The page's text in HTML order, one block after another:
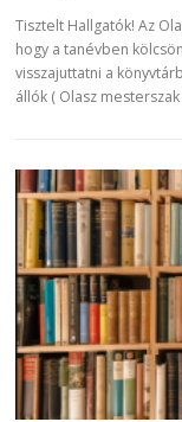
Tisztelt Hallgatók! Az
hogy a tanévben
visszajuttatni a
állók ( Olasz